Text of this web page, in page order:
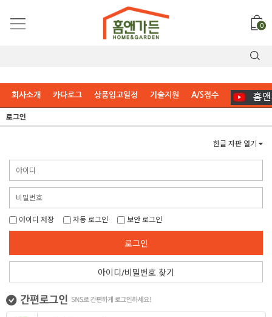
0
회사소개 카다로그 상품입고일정 기술지원 A/S접수
로그인
한글 자판 열기
아이디 저장 자동 로그인 보안 로그인
로그인
아이디/비밀번호 찾기